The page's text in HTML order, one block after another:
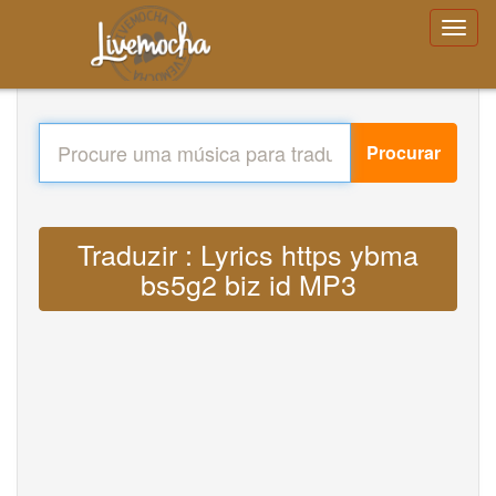
Procurar
Traduzir : Lyrics https ybma
bs5g2 biz id MP3